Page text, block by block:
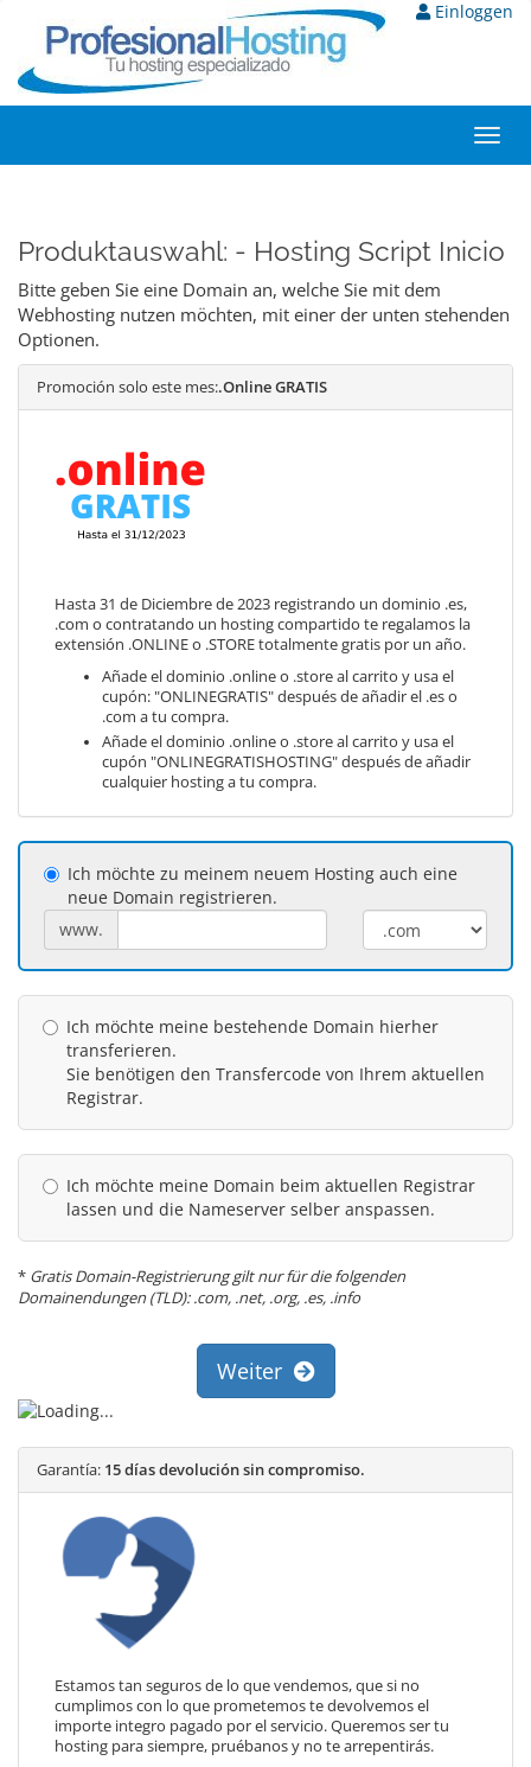
Einloggen
Produktauswahl: - Hosting Script Inicio
Bitte geben Sie eine Domain an, welche Sie mit dem
Webhosting nutzen möchten, mit einer der unten stehenden
Optionen.
Promoción solo este mes:.Online GRATIS
Hasta 31 de Diciembre de 2023 registrando un dominio .es,
.com o contratando un hosting compartido te regalamos la
extensión .ONLINE o .STORE totalmente gratis por un año.
Añade el dominio .online o .store al carrito y usa el
cupón: "ONLINEGRATIS" después de añadir el .es o
.com a tu compra.
Añade el dominio .online o .store al carrito y usa el
cupón "ONLINEGRATISHOSTING" después de añadir
cualquier hosting a tu compra.
Ich möchte zu meinem neuem Hosting auch eine
neue Domain registrieren.
www.
Ich möchte meine bestehende Domain hierher
transferieren.
Sie benötigen den Transfercode von Ihrem aktuellen
Registrar.
Ich möchte meine Domain beim aktuellen Registrar
lassen und die Nameserver selber anspassen.
* Gratis Domain-Registrierung gilt nur für die folgenden
Domainendungen (TLD): .com, .net, .org, .es, .info
Weiter
Garantía: 15 días devolución sin compromiso.
Estamos tan seguros de lo que vendemos, que si no
cumplimos con lo que prometemos te devolvemos el
importe integro pagado por el servicio. Queremos ser tu
hosting para siempre, pruébanos y no te arrepentirás.